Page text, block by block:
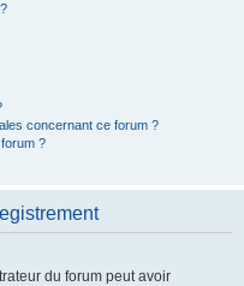
concernant ce forum ?
?
du forum peut avoir